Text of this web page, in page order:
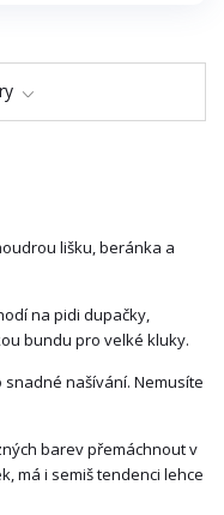
lišku, beránka a
na pidi dupačky,
bundu pro velké kluky.
našívání. Nemusíte
barev přemáchnout v
má i semiš tendenci lehce